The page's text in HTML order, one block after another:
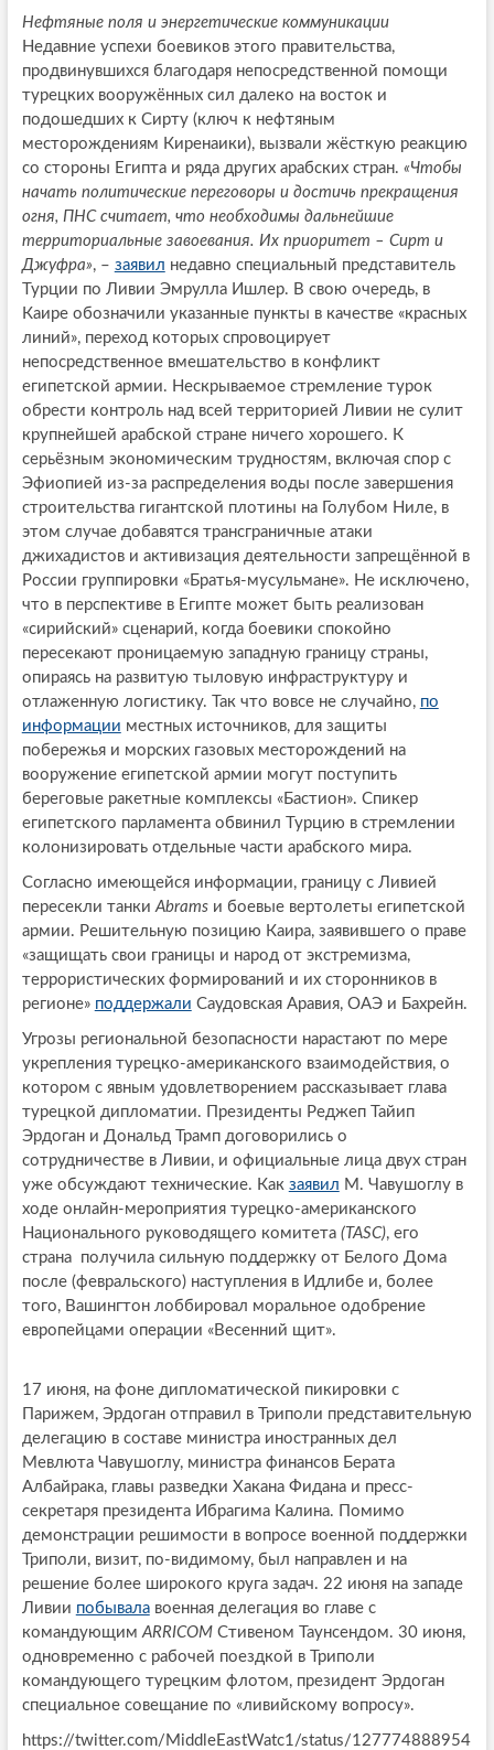
Нефтяные поля и энергетические коммуникации
Недавние успехи боевиков этого правительства,
продвинувшихся благодаря непосредственной помощи
турецких вооружённых сил далеко на восток и
подошедших к Сирту (ключ к нефтяным
месторождениям Киренаики), вызвали жёсткую реакцию
со стороны Египта и ряда других арабских стран. «Чтобы
начать политические переговоры и достичь прекращения
огня, ПНС считает, что необходимы дальнейшие
территориальные завоевания. Их приоритет – Сирт и
Джуфра», – заявил недавно специальный представитель
Турции по Ливии Эмрулла Ишлер. В свою очередь, в
Каире обозначили указанные пункты в качестве «красных
линий», переход которых спровоцирует
непосредственное вмешательство в конфликт
египетской армии. Нескрываемое стремление турок
обрести контроль над всей территорией Ливии не сулит
крупнейшей арабской стране ничего хорошего. К
серьёзным экономическим трудностям, включая спор с
Эфиопией из-за распределения воды после завершения
строительства гигантской плотины на Голубом Ниле, в
этом случае добавятся трансграничные атаки
джихадистов и активизация деятельности запрещённой в
России группировки «Братья-мусульмане». Не исключено,
что в перспективе в Египте может быть реализован
«сирийский» сценарий, когда боевики спокойно
пересекают проницаемую западную границу страны,
опираясь на развитую тыловую инфраструктуру и
отлаженную логистику. Так что вовсе не случайно, по
информации местных источников, для защиты
побережья и морских газовых месторождений на
вооружение египетской армии могут поступить
береговые ракетные комплексы «Бастион». Спикер
египетского парламента обвинил Турцию в стремлении
колонизировать отдельные части арабского мира.
Согласно имеющейся информации, границу с Ливией
пересекли танки Abramsи боевые вертолеты египетской
армии. Решительную позицию Каира, заявившего о праве
«защищать свои границы и народ от экстремизма,
террористических формирований и их сторонников в
регионе» поддержали Саудовская Аравия, ОАЭ и Бахрейн.
Угрозы региональной безопасности нарастают по мере
укрепления турецко-американского взаимодействия, о
котором с явным удовлетворением рассказывает глава
турецкой дипломатии. Президенты Реджеп Тайип
Эрдоган и Дональд Трамп договорились о
сотрудничестве в Ливии, и официальные лица двух стран
уже обсуждают технические. Как заявил М. Чавушоглу в
ходе онлайн-мероприятия турецко-американского
Национального руководящего комитета (TASC), его
страна получила сильную поддержку от Белого Дома
после (февральского) наступления в Идлибе и, более
того, Вашингтон лоббировал моральное одобрение
европейцами операции «Весенний щит».
17 июня, на фоне дипломатической пикировки с
Парижем, Эрдоган отправил в Триполи представительную
делегацию в составе министра иностранных дел
Мевлюта Чавушоглу, министра финансов Берата
Албайрака, главы разведки Хакана Фидана и пресс-
секретаря президента Ибрагима Калина. Помимо
демонстрации решимости в вопросе военной поддержки
Триполи, визит, по-видимому, был направлен и на
решение более широкого круга задач. 22 июня на западе
Ливии побывалавоенная делегация во главе с
командующим ARRICOMСтивеном Таунсендом. 30 июня,
одновременно с рабочей поездкой в Триполи
командующего турецким флотом, президент Эрдоган
специальное совещание по «ливийскому вопросу».
https://twitter.com/MiddleEastWatc1/status/127774888954